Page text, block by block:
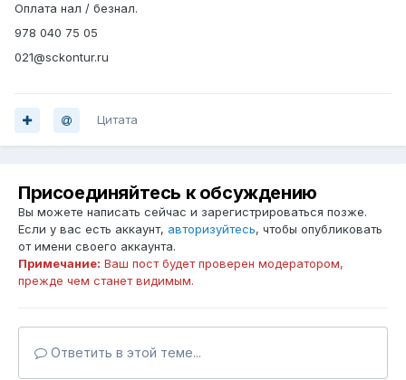
Оплата нал / безнал.
978 040 75 05
021@sckontur.ru
Цитата
Присоединяйтесь к обсуждению
Вы можете написать сейчас и зарегистрироваться позже.
Если у вас есть аккаунт, авторизуйтесь, чтобы опубликовать
от имени своего аккаунта.
Примечание: Ваш пост будет проверен модератором,
прежде чем станет видимым.
Ответить в этой теме...